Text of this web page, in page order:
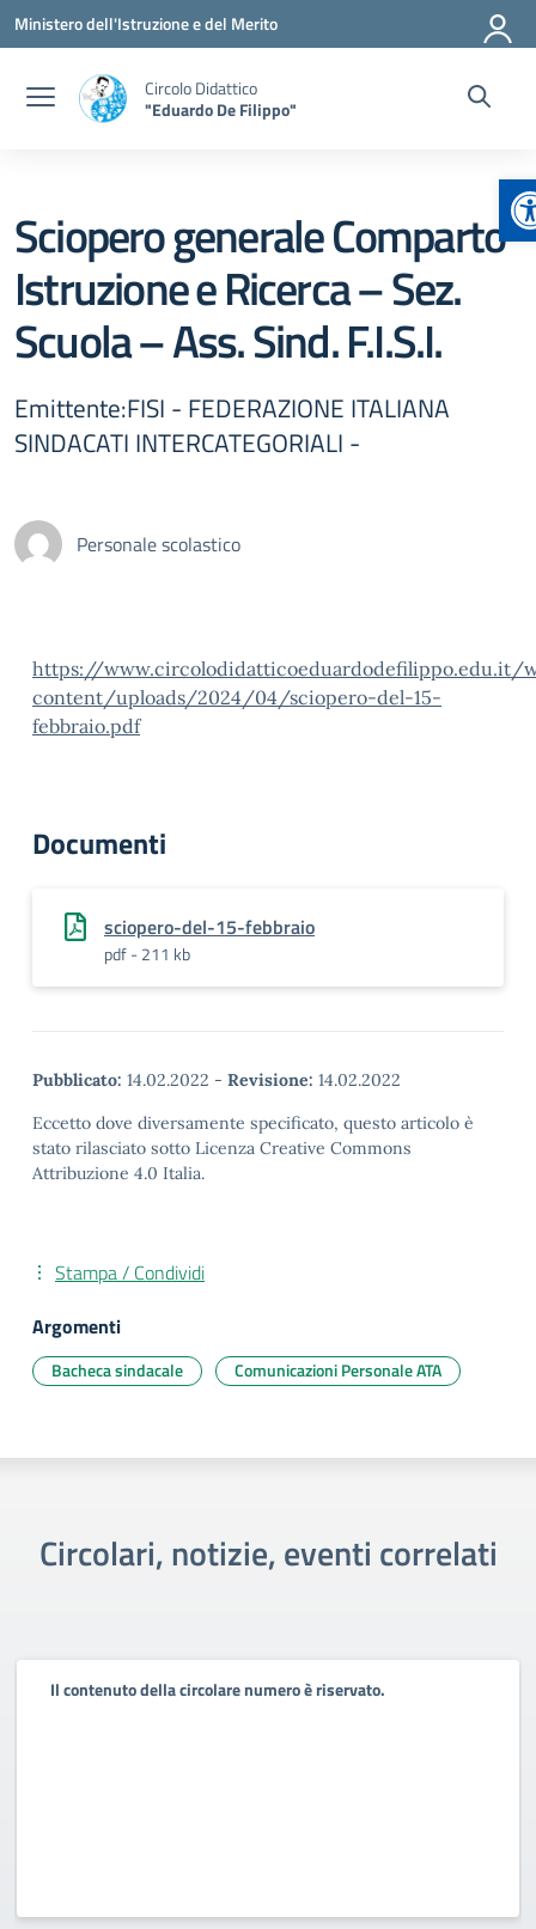
Vai ai contenuti
Vai al menu di navigazione
Vai al footer
Ministero dell'Istruzione e del Merito
Circolo Didattico
"Eduardo De Filippo"
Sciopero generale Comparto
Istruzione e Ricerca – Sez.
Scuola – Ass. Sind. F.I.S.I.
Emittente:FISI - FEDERAZIONE ITALIANA
SINDACATI INTERCATEGORIALI -
Personale scolastico
https://www.circolodidatticoeduardodefilippo.edu.it/
content/uploads/2024/04/sciopero-del-15-
febbraio.pdf
Documenti
sciopero-del-15-febbraio
pdf - 211 kb
Pubblicato: 14.02.2022 - Revisione: 14.02.2022
Eccetto dove diversamente specificato, questo articolo è
stato rilasciato sotto Licenza Creative Commons
Attribuzione 4.0 Italia.
Stampa / Condividi
Argomenti
Bacheca sindacale Comunicazioni Personale ATA
Circolari, notizie, eventi correlati
Il contenuto della circolare numero è riservato.